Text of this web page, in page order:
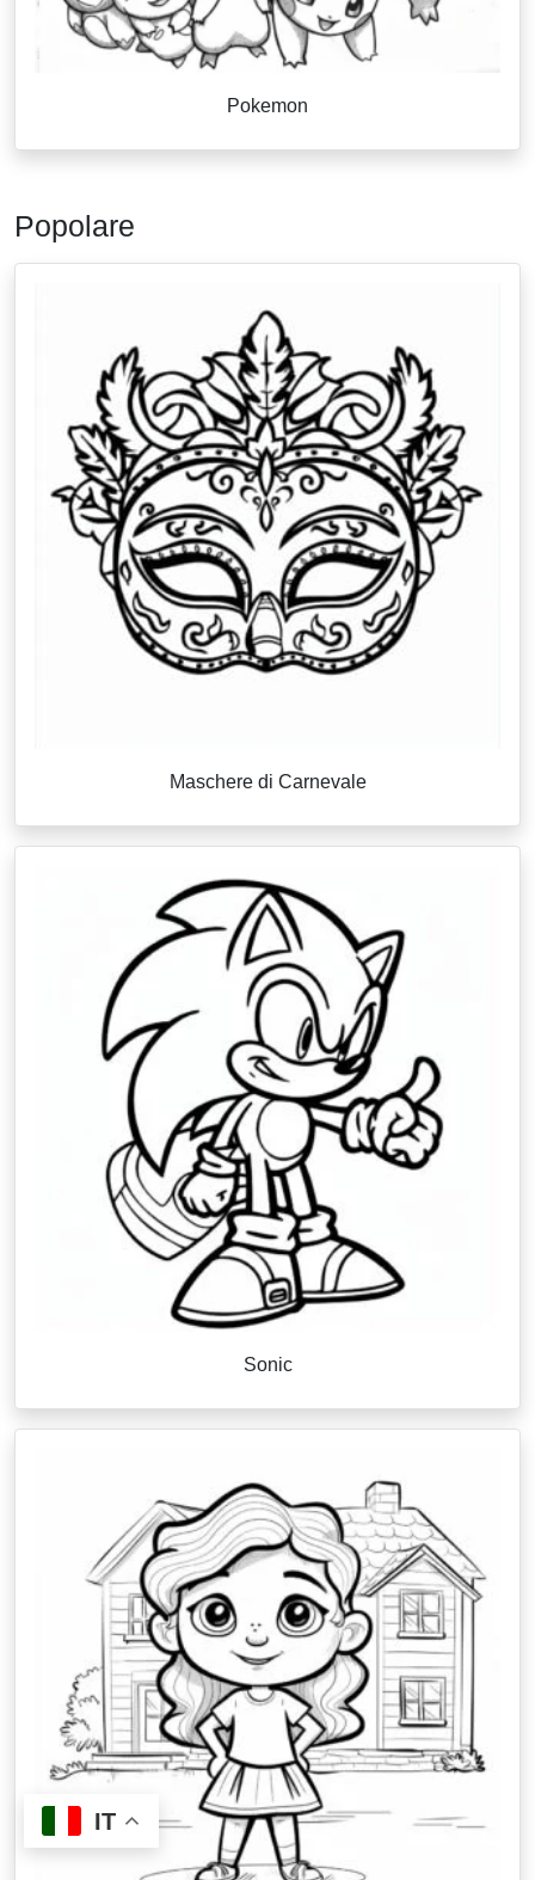
Pokemon
Popolare
Maschere di Carnevale
Sonic
IT